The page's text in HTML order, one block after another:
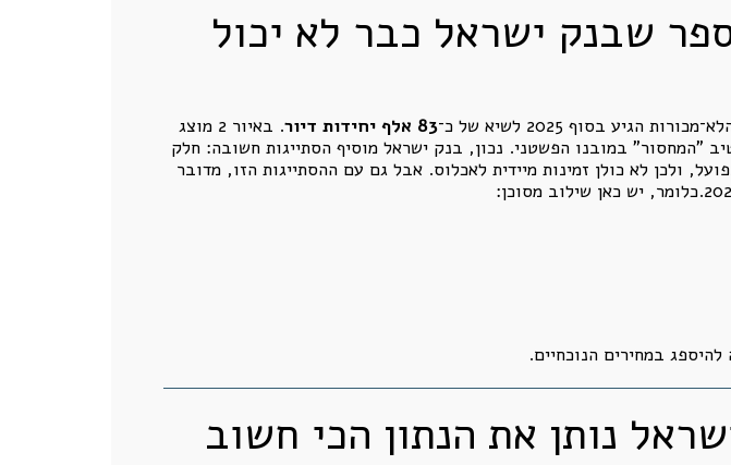
שבנק ישראל כבר לא יכול
בסוף 2025 לשיא של כ־ 83 אלף יחידות דיור
. באיור 2 מוצג
"המחסור" במובנו הפשטני. נכון, בנק ישראל מוסיף הסתייגות חשובה: חלק
ולכן לא כולן זמינות מיידית לאכלוס. אבל גם עם ההסתייגות הזו, מדובר
במחירים הנוכחיים.